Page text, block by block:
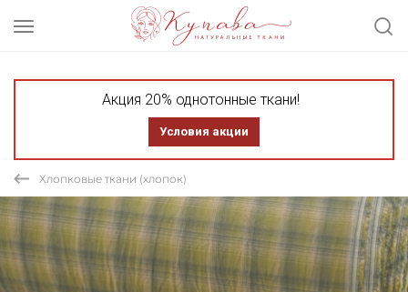
Акция 20% однотонные ткани!
Условия акции
Хлопковые ткани (хлопок)